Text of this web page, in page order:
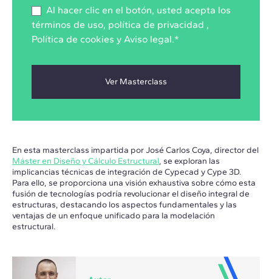
En esta masterclass impartida por José Carlos Coya, director del
Máster en Diseño y Cálculo Estructural, se exploran las
implicancias técnicas de integración de Cypecad y Cype 3D.
Para ello, se proporciona una visión exhaustiva sobre cómo esta
fusión de tecnologías podría revolucionar el diseño integral de
estructuras, destacando los aspectos fundamentales y las
ventajas de un enfoque unificado para la modelación
estructural.
Al hacer clic en el botón, usted acepta los
términos de uso, política de privacidad ,
Política de cookies y Aviso legal.*